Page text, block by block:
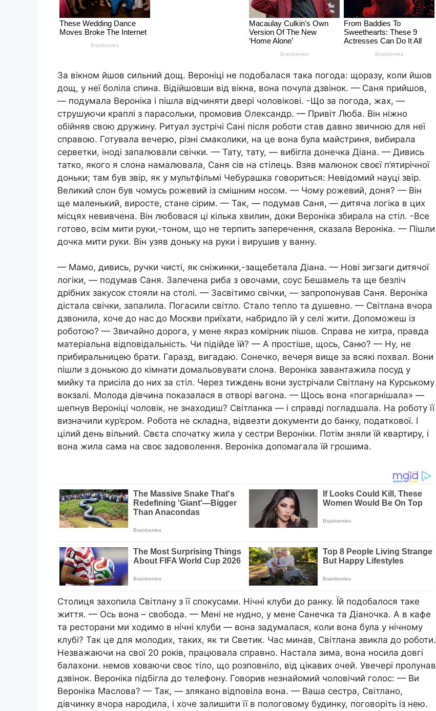
За вікном йшов сильний дощ. Вероніці не подобалася така погода: щоразу, коли йшов
дощ, у неї боліла спина. Відійшовши від вікна, вона почула дзвінок. — Саня прийшов,
— подумала Вероніка і пішла відчиняти двері чоловікові. -Що за погода, жах, —
струшуючи краплі з парасольки, промовив Олександр. — Привіт Люба. Він ніжно
обійняв свою дружину. Ритуал зустрічі Сані після роботи став давно звичною для неї
справою. Готувала вечерю, різні смаколики, на це вона була майстриня, вибирала
серветки, іноді запалювали свічки. — Тату, тату, — вибігла донечка Діана. — Дивись
татко, якого я слона намалювала, Саня сів на стілець. Взяв малюнок своєї п’ятирічної
доньки; там був звір, як у мультфільмі Чебурашка говориться: Невідомий науці звір.
Великий слон був чомусь рожевий із смішним носом. — Чому рожевий, доня? — Він
ще маленький, виросте, стане сірим. — Так, — подумав Саня, — дитяча логіка в цих
місцях невивчена. Він любовася ці кілька хвилин, доки Вероніка збирала на стіл. -Все
готово, всім мити руки,-тоном, що не терпить заперечення, сказала Вероніка. — Пішли
дочка мити руки. Він узяв доньку на руки і вирушив у ванну.
— Мамо, дивись, ручки чисті, як сніжинки,-защебетала Діана. — Нові зигзаги дитячої
логіки, — подумав Саня. Запечена риба з овочами, соус Бешамель та ще безліч
дрібних закусок стояли на столі. — Засвітимо свічки, — запропонував Саня. Вероніка
дістала свічки, запалила. Погасили світло. Стало тепло та душевно. — Світлана вчора
дзвонила, хоче до нас до Москви приїхати, набридло їй у селі жити. Допоможеш із
роботою? — Звичайно дорога, у мене якраз комірник пішов. Справа не хитра, правда
матеріальна відповідальність. Чи підійде їй? — А простіше, щось, Саню? — Ну, не
прибиральницею брати. Гаразд, вигадаю. Сонечко, вечеря вище за всякі похвал. Вони
пішли з донькою до кімнати домальовувати слона. Вероніка завантажила посуд у
мийку та присіла до них за стіл. Через тиждень вони зустрічали Світлану на Курському
вокзалі. Молода дівчина показалася в отворі вагона. — Щось вона «погарнішала» —
шепнув Вероніці чоловік, не знаходиш? Світланка — і справді погладшала. На роботу її
визначили кур’єром. Робота не складна, відвезти документи до банку, податкової. І
цілий день вільний. Свєта спочатку жила у сестри Вероніки. Потім зняли їй квартиру, і
вона жила сама на своє задоволення. Вероніка допомагала їй грошима.
Столиця захопила Світлану з її спокусами. Нічні клуби до ранку. Їй подобалося таке
життя. — Ось вона – свобода. — Мені не нудно, у мене Санечка та Діаночка. А в кафе
та ресторани ми ходимо в нічні клуби — вона задумалася, коли вона була у нічному
клубі? Так це для молодих, таких, як ти Светик. Час минав, Світлана звикла до роботи.
Незважаючи на свої 20 років, працювала справно. Настала зима, вона носила довгі
балахони. немов ховаючи своє тіло, що розповніло, від цікавих очей. Увечері пролунав
дзвінок. Вероніка підбігла до телефону. Говорив незнайомий чоловічий голос: — Ви
Вероніка Маслова? — Так, — злякано відповіла вона. — Ваша сестра, Світлано,
дівчинку вчора наpoдила, і хоче залишити її в пологовому будинку, поговоріть із нею.